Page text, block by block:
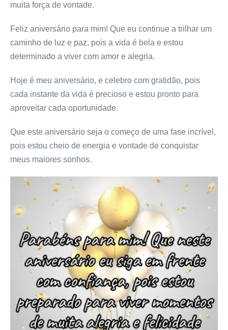
muita força de vontade.
Feliz aniversário para mim! Que eu continue a trilhar um
caminho de luz e paz, pois a vida é bela e estou
determinado a viver com amor e alegria.
Hoje é meu aniversário, e celebro com gratidão, pois
cada instante da vida é precioso e estou pronto para
aproveitar cada oportunidade.
Que este aniversário seja o começo de uma fase incrível,
pois estou cheio de energia e vontade de conquistar
meus maiores sonhos.